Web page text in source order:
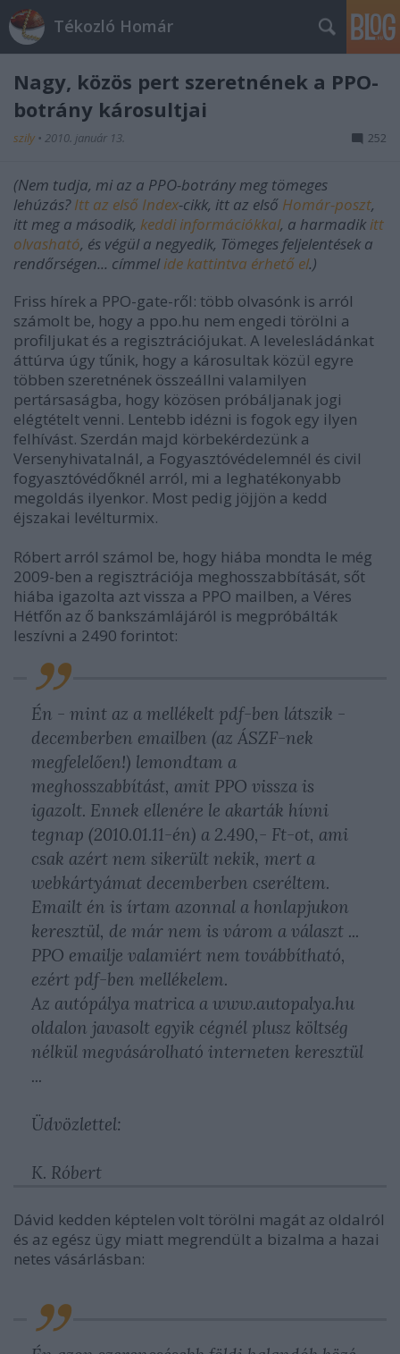
Tékozló Homár
Nagy, közös pert szeretnének a PPO-
botrány károsultjai
szily • 2010. január 13. 252
(Nem tudja, mi az a PPO-botrány meg tömeges
lehúzás?Itt az első Index-cikk, itt az első Homár-poszt,
itt meg a második, keddi információkkal, a harmadikitt
olvasható, és végül a negyedik, Tömeges feljelentések a
rendőrségen... címmelide kattintva érhető el.)
Friss hírek a PPO-gate-ről: több olvasónk is arról
számolt be, hogy a ppo.hu nem engedi törölni a
profiljukat és a regisztrációjukat. A levelesládánkat
áttúrva úgy tűnik, hogy a károsultak közül egyre
többen szeretnének összeállni valamilyen
pertársaságba, hogy közösen próbáljanak jogi
elégtételt venni. Lentebb idézni is fogok egy ilyen
felhívást. Szerdán majd körbekérdezünk a
Versenyhivatalnál, a Fogyasztóvédelemnél és civil
fogyasztóvédőknél arról, mi a leghatékonyabb
megoldás ilyenkor. Most pedig jöjjön a kedd
éjszakai levélturmix.
Róbert arról számol be, hogy hiába mondta le még
2009-ben a regisztrációja meghosszabbítását, sőt
hiába igazolta azt vissza a PPO mailben, a Véres
Hétfőn az ő bankszámlájáról is megpróbálták
leszívni a 2490 forintot:
Én - mint az a mellékelt pdf-ben látszik -
decemberben emailben (az ÁSZF-nek
megfelelően!) lemondtam a
meghosszabbítást, amit PPO vissza is
igazolt. Ennek ellenére le akarták hívni
tegnap (2010.01.11-én) a 2.490,- Ft-ot, ami
csak azért nem sikerült nekik, mert a
webkártyámat decemberben cseréltem.
Emailt én is írtam azonnal a honlapjukon
keresztül, de már nem is várom a választ ...
PPO emailje valamiért nem továbbítható,
ezért pdf-ben mellékelem.
Az autópálya matrica a www.autopalya.hu
oldalon javasolt egyik cégnél plusz költség
nélkül megvásárolható interneten keresztül
...
Üdvözlettel:
K. Róbert
Dávid kedden képtelen volt törölni magát az oldalról
és az egész ügy miatt megrendült a bizalma a hazai
netes vásárlásban: